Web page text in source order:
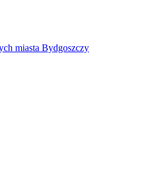
miasta Bydgoszczy